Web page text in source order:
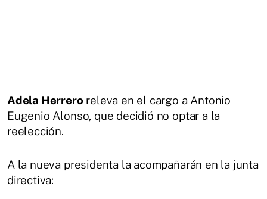
Adela Herreroreleva en el cargo a Antonio
Eugenio Alonso, que decidió no optar a la
reelección.
A la nueva presidenta la acompañarán en la junta
directiva: